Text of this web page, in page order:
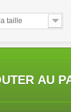
taille
AU